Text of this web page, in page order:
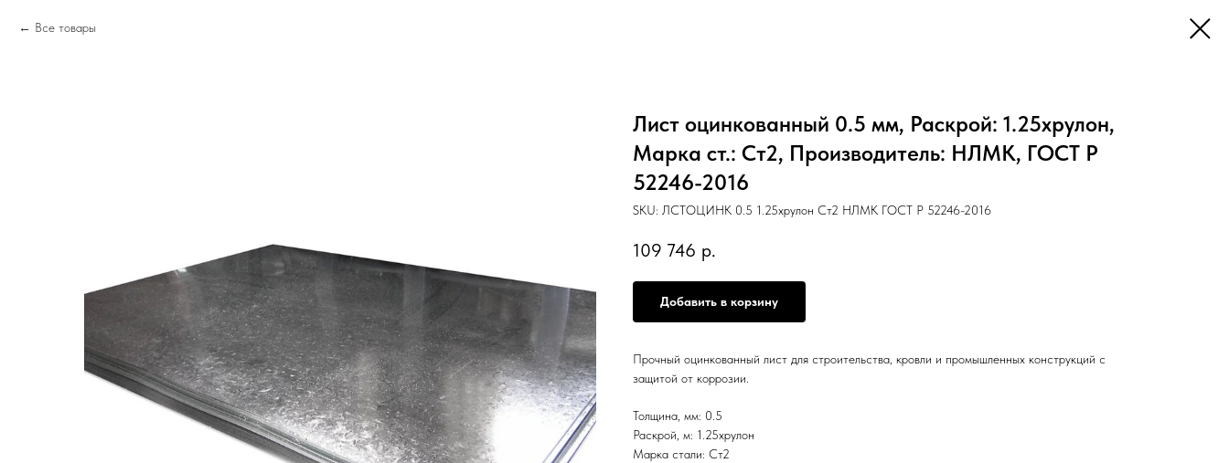
Все товары
Лист оцинкованный 0.5 мм, Раскрой: 1.25хрулон,
Марка ст.: Ст2, Производитель: НЛМК, ГОСТ Р
52246-2016
SKU: ЛСТОЦИНК 0.5 1.25хрулон Ст2 НЛМК ГОСТ Р 52246-2016
109 746 р.
Добавить в корзину
Прочный оцинкованный лист для строительства, кровли и промышленных конструкций с
защитой от коррозии.
Толщина, мм: 0.5
Раскрой, м: 1.25хрулон
Марка стали: Ст2